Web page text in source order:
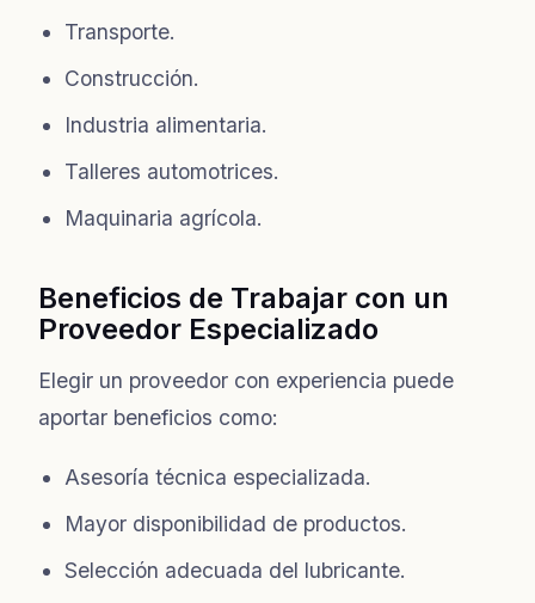
Transporte.
Construcción.
Industria alimentaria.
Talleres automotrices.
Maquinaria agrícola.
Beneficios de Trabajar con un
Proveedor Especializado
Elegir un proveedor con experiencia puede
aportar beneficios como:
Asesoría técnica especializada.
Mayor disponibilidad de productos.
Selección adecuada del lubricante.